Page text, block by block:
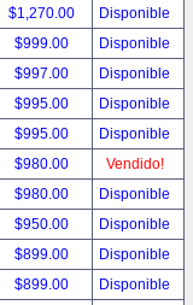
$1,270.00
Disponible
$999.00
Disponible
$997.00
Disponible
$995.00
Disponible
$995.00
Disponible
$980.00
Vendido!
$980.00
Disponible
$950.00
Disponible
$899.00
Disponible
$899.00
Disponible